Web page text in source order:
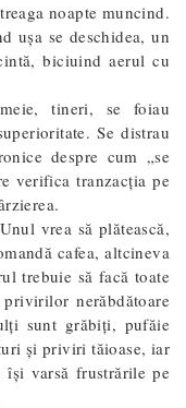
noapte muncind.
ușa se deschidea, un
biciuind aerul cu
tineri, se foiau
Se distrau
despre cum „se
verifica tranzacția pe
vrea să plătească,
cafea, altcineva
trebuie să facă toate
nerăbdătoare
sunt grăbiți, pufăie
și priviri tăioase, iar
varsă frustrările pe